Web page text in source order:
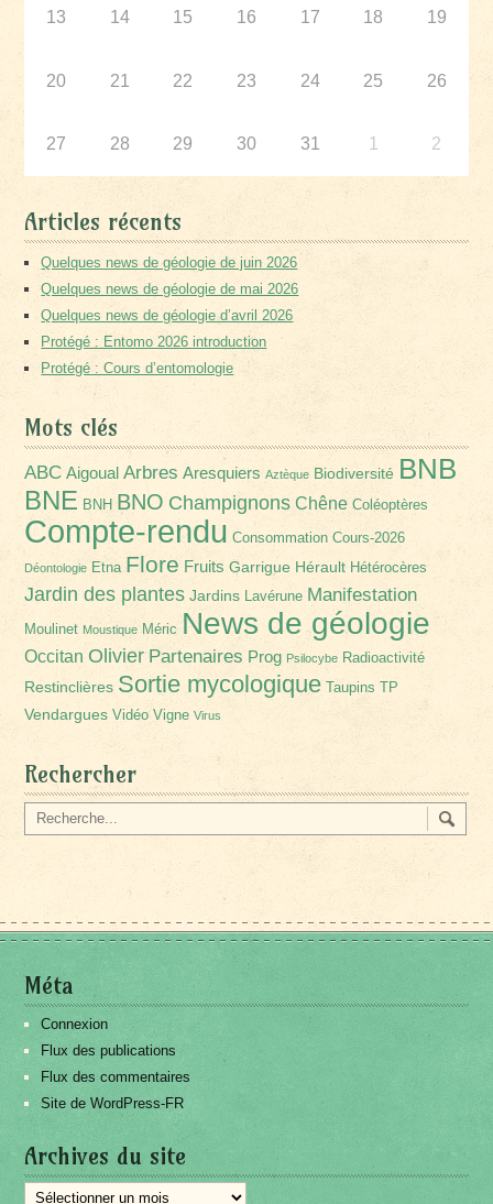
13 14 15 16 17 18 19
20 21 22 23 24 25 26
27 28 29 30 31 1 2
Articles récents
Quelques news de géologie de juin 2026
Quelques news de géologie de mai 2026
Quelques news de géologie d’avril 2026
Protégé : Entomo 2026 introduction
Protégé : Cours d’entomologie
Mots clés
ABC Aigoual Arbres Aresquiers Aztèque Biodiversité BNB
BNE BNH BNO Champignons Chêne Coléoptères
Compte-rendu Consommation Cours-2026
Déontologie Etna Flore Fruits Garrigue Hérault Hétérocères
Jardin des plantes Jardins Lavérune Manifestation
Moulinet Moustique Méric News de géologie
Occitan Olivier Partenaires Prog Psilocybe Radioactivité
Restinclières Sortie mycologique Taupins TP
Vendargues Vidéo Vigne Virus
Rechercher
Méta
Connexion
Flux des publications
Flux des commentaires
Site de WordPress-FR
Archives du site
Archives